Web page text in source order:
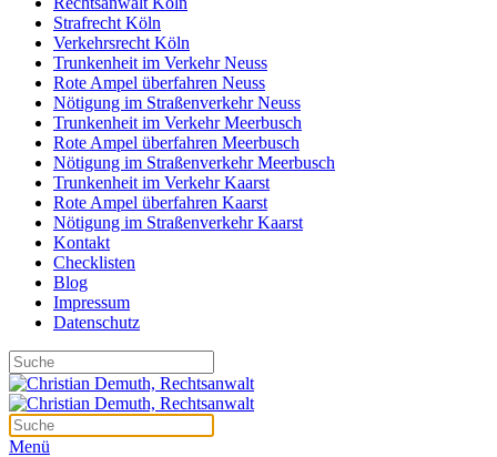
Strafrecht Köln
Verkehrsrecht Köln
Trunkenheit im Verkehr Neuss
Rote Ampel überfahren Neuss
Nötigung im Straßenverkehr Neuss
Trunkenheit im Verkehr Meerbusch
Rote Ampel überfahren Meerbusch
Nötigung im Straßenverkehr Meerbusch
Trunkenheit im Verkehr Kaarst
Rote Ampel überfahren Kaarst
Nötigung im Straßenverkehr Kaarst
Kontakt
Checklisten
Blog
Impressum
Datenschutz
Menü